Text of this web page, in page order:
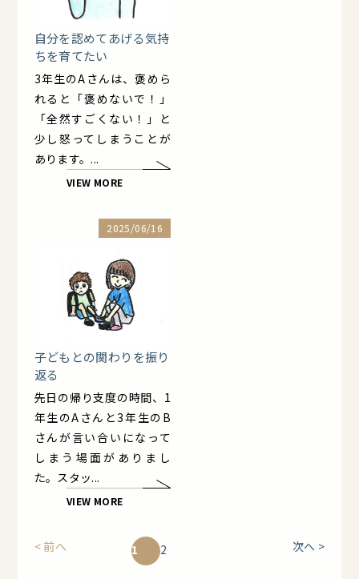
自分を認めてあげる気持
ちを育てたい
3年生のAさんは、褒めら
れると「褒めないで！」
「全然すごくない！」と
少し怒ってしまうことが
あります。...
VIEW MORE
2025/06/16
子どもとの関わりを振り
返る
先日の帰り支度の時間、1
年生のAさんと3年生のB
さんが言い合いになって
しまう場面がありまし
た。スタッ...
VIEW MORE
< 前へ 1 2 次へ >